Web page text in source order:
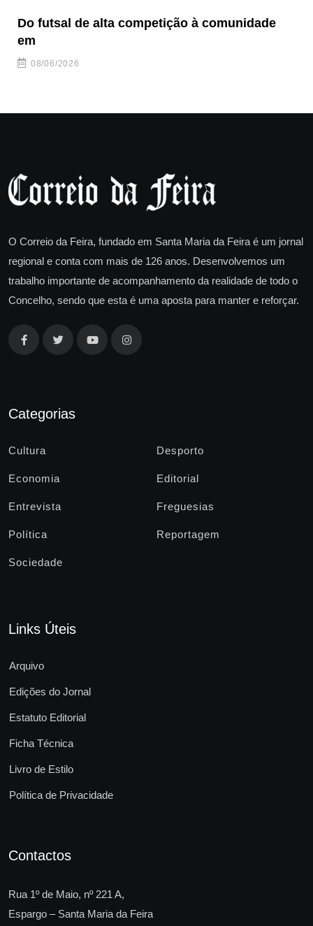
Do futsal de alta competição à comunidade
em
08/06/2026
O Correio da Feira, fundado em Santa Maria da Feira é um jornal
regional e conta com mais de 126 anos. Desenvolvemos um
trabalho importante de acompanhamento da realidade de todo o
Concelho, sendo que esta é uma aposta para manter e reforçar.
Categorias
Cultura Desporto
Economia Editorial
Entrevista Freguesias
Política Reportagem
Sociedade
Links Úteis
Arquivo
Edições do Jornal
Estatuto Editorial
Ficha Técnica
Livro de Estilo
Política de Privacidade
Contactos
Rua 1º de Maio, nº 221 A,
Espargo – Santa Maria da Feira